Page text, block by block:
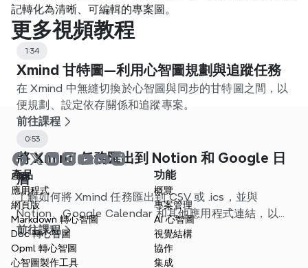
記轉化為清晰、可編輯的專案圖。
更多視頻教程
1:34
Xmind 甘特圖—利用心智圖規劃與追蹤任務
在 Xmind 中無縫切換於心智圖與同步的甘特圖之間，以
便規劃、設定依存關係和追蹤專案。
前往課程
0:53
將 Xmind 任務匯出到 Notion 和 Google 日
曆
了解如何將 Xmind 任務匯出到 CSV 或 .ics，並與
Notion、Google Calendar 和其他應用程式連結，以精
簡您的工作流程。
前往課程
產品
應用程式
網頁版
Markdown 轉心智圖
Doc 轉心智圖
Opml 轉心智圖
心智圖製作工具
功能
概覽
專案管理
AI 心智圖
視覺結構
協作
集成